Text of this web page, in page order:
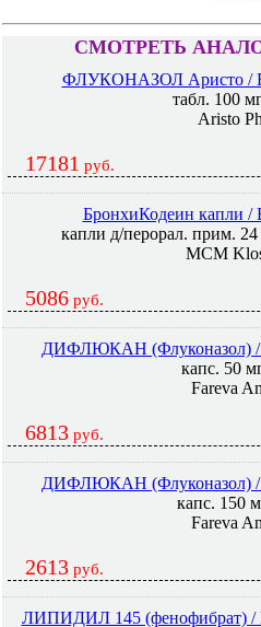
СМОТРЕТЬ
ФЛУКОНАЗОЛ Аристо /
табл. 100
Aristo
17181 руб.
БронхиКодеин капли /
капли д/перорал. прим.
MCM
5086 руб.
ДИФЛЮКАН (Флуконазол) /
капс. 50
Fareva
6813 руб.
ДИФЛЮКАН (Флуконазол) /
капс. 150
Fareva
2613 руб.
ЛИПИДИЛ 145 (фенофибрат) /